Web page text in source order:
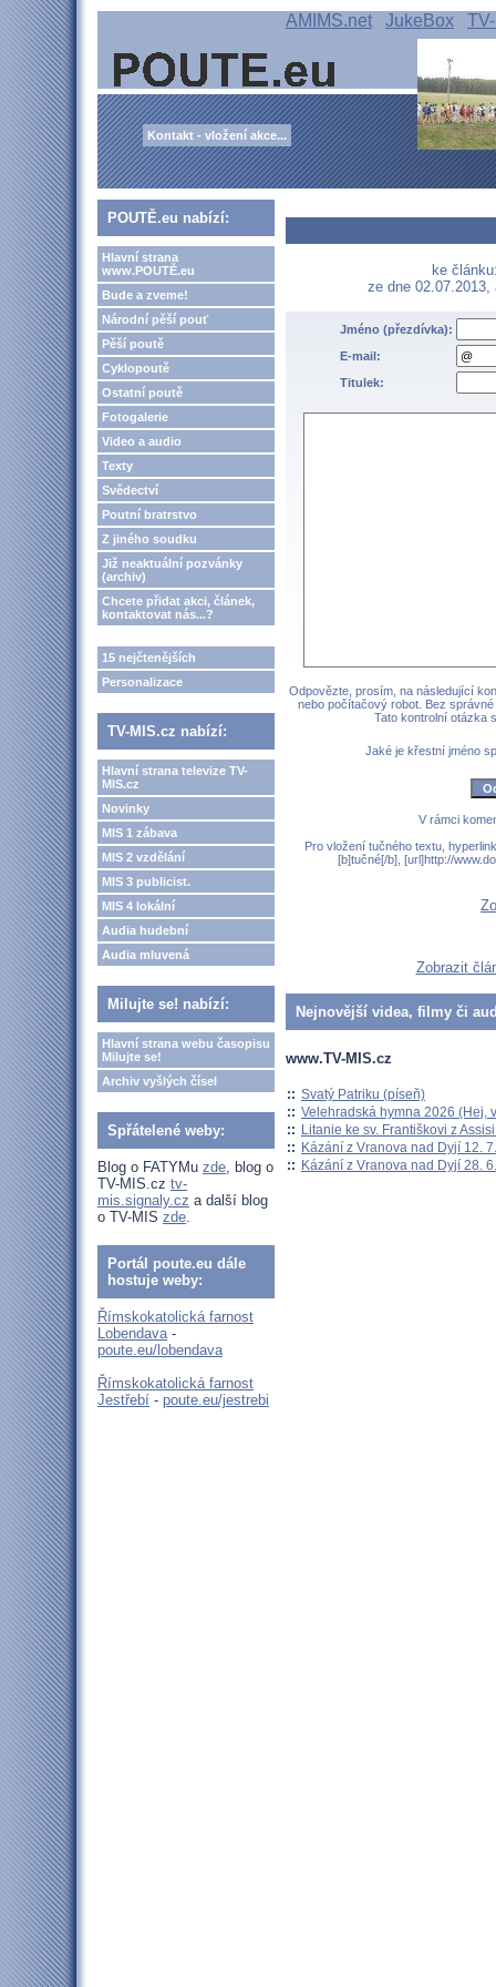
AMIMS.net JukeBox
Kontakt - vložení akce...
POUTĚ.eu nabízí:
Hlavní strana
www.POUTĚ.eu
Bude a zveme!
Národní pěší pouť
Pěší poutě
Cyklopoutě
Ostatní poutě
Fotogalerie
Video a audio
Texty
Svědectví
Poutní bratrstvo
Z jiného soudku
Již neaktuální pozvánky
(archiv)
Chcete přidat akci, článek,
kontaktovat nás...?
15 nejčtenějších
Personalizace
TV-MIS.cz nabízí:
Hlavní strana televize TV-
MIS.cz
Novinky
MIS 1 zábava
MIS 2 vzdělání
MIS 3 publicist.
MIS 4 lokální
Audia hudební
Audia mluvená
Milujte se! nabízí:
Hlavní strana webu časopisu
Milujte se!
Archiv vyšlých čísel
Spřátelené weby:
Blog o FATYMu zde, blog o
TV-MIS.cz tv-
mis.signaly.cz a další blog
o TV-MIS zde.
Portál poute.eu dále
hostuje weby:
Římskokatolická farnost
Lobendava-
poute.eu/lobendava
Římskokatolická farnost
Jestřebí - poute.eu/jestrebi
ke
ze dne
Jméno (přezdívka):
E-mail:
Titulek:
Odpovězte, prosím, na následující
nebo počítačový robot. Bez
Tato kontrolní otázka
Jaké je křestní jméno
V rámci
Pro vložení tučného textu,
[b]tučné[/b], [url]http://
Zobrazit
Nejnovější videa, filmy či
www.TV-MIS.cz
:: Svatý Patriku (píseň)
:: Velehradská hymna 2026 (Hej,
:: Litanie ke sv. Františkovi z
:: Kázání z Vranova nad Dyjí 12.
:: Kázání z Vranova nad Dyjí 28.